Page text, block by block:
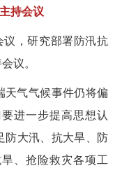
持会议
，研究部署防汛抗
议。
天气气候事件仍将偏
进一步提高思想认
防大汛、抗大旱、防
、抢险救灾各项工